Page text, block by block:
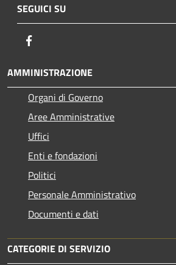
SEGUICI SU
AMMINISTRAZIONE
Organi di Governo
Aree Amministrative
Uffici
Enti e fondazioni
Politici
Personale Amministrativo
Documenti e dati
CATEGORIE DI SERVIZIO